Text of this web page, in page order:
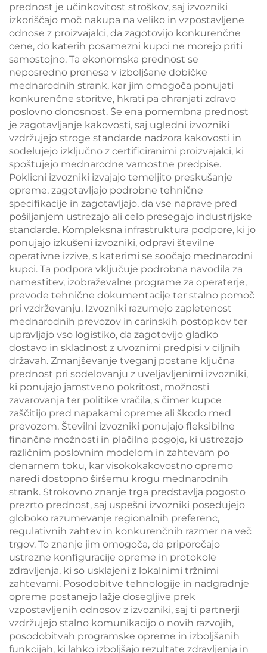
prednost je učinkovitost stroškov, saj izvozniki
izkoriščajo moč nakupa na veliko in vzpostavljene
odnose z proizvajalci, da zagotovijo konkurenčne
cene, do katerih posamezni kupci ne morejo priti
samostojno. Ta ekonomska prednost se
neposredno prenese v izboljšane dobičke
mednarodnih strank, kar jim omogoča ponujati
konkurenčne storitve, hkrati pa ohranjati zdravo
poslovno donosnost. Še ena pomembna prednost
je zagotavljanje kakovosti, saj ugledni izvozniki
vzdržujejo stroge standarde nadzora kakovosti in
sodelujejo izključno z certificiranimi proizvajalci, ki
spoštujejo mednarodne varnostne predpise.
Poklicni izvozniki izvajajo temeljito preskušanje
opreme, zagotavljajo podrobne tehnične
specifikacije in zagotavljajo, da vse naprave pred
pošiljanjem ustrezajo ali celo presegajo industrijske
standarde. Kompleksna infrastruktura podpore, ki jo
ponujajo izkušeni izvozniki, odpravi številne
operativne izzive, s katerimi se soočajo mednarodni
kupci. Ta podpora vključuje podrobna navodila za
namestitev, izobraževalne programe za operaterje,
prevode tehnične dokumentacije ter stalno pomoč
pri vzdrževanju. Izvozniki razumejo zapletenost
mednarodnih prevozov in carinskih postopkov ter
upravljajo vso logistiko, da zagotovijo gladko
dostavo in skladnost z uvoznimi predpisi v ciljnih
državah. Zmanjševanje tveganj postane ključna
prednost pri sodelovanju z uveljavljenimi izvozniki,
ki ponujajo jamstveno pokritost, možnosti
zavarovanja ter politike vračila, s čimer kupce
zaščitijo pred napakami opreme ali škodo med
prevozom. Številni izvozniki ponujajo fleksibilne
finančne možnosti in plačilne pogoje, ki ustrezajo
različnim poslovnim modelom in zahtevam po
denarnem toku, kar visokokakovostno opremo
naredi dostopno širšemu krogu mednarodnih
strank. Strokovno znanje trga predstavlja pogosto
prezrto prednost, saj uspešni izvozniki posedujejo
globoko razumevanje regionalnih preferenc,
regulativnih zahtev in konkurenčnih razmer na več
trgov. To znanje jim omogoča, da priporočajo
ustrezne konfiguracije opreme in protokole
zdravljenja, ki so usklajeni z lokalnimi tržnimi
zahtevami. Posodobitve tehnologije in nadgradnje
opreme postanejo lažje dosegljive prek
vzpostavljenih odnosov z izvozniki, saj ti partnerji
vzdržujejo stalno komunikacijo o novih razvojih,
posodobitvah programske opreme in izboljšanih
funkcijah, ki lahko izboljšajo rezultate zdravljenja in